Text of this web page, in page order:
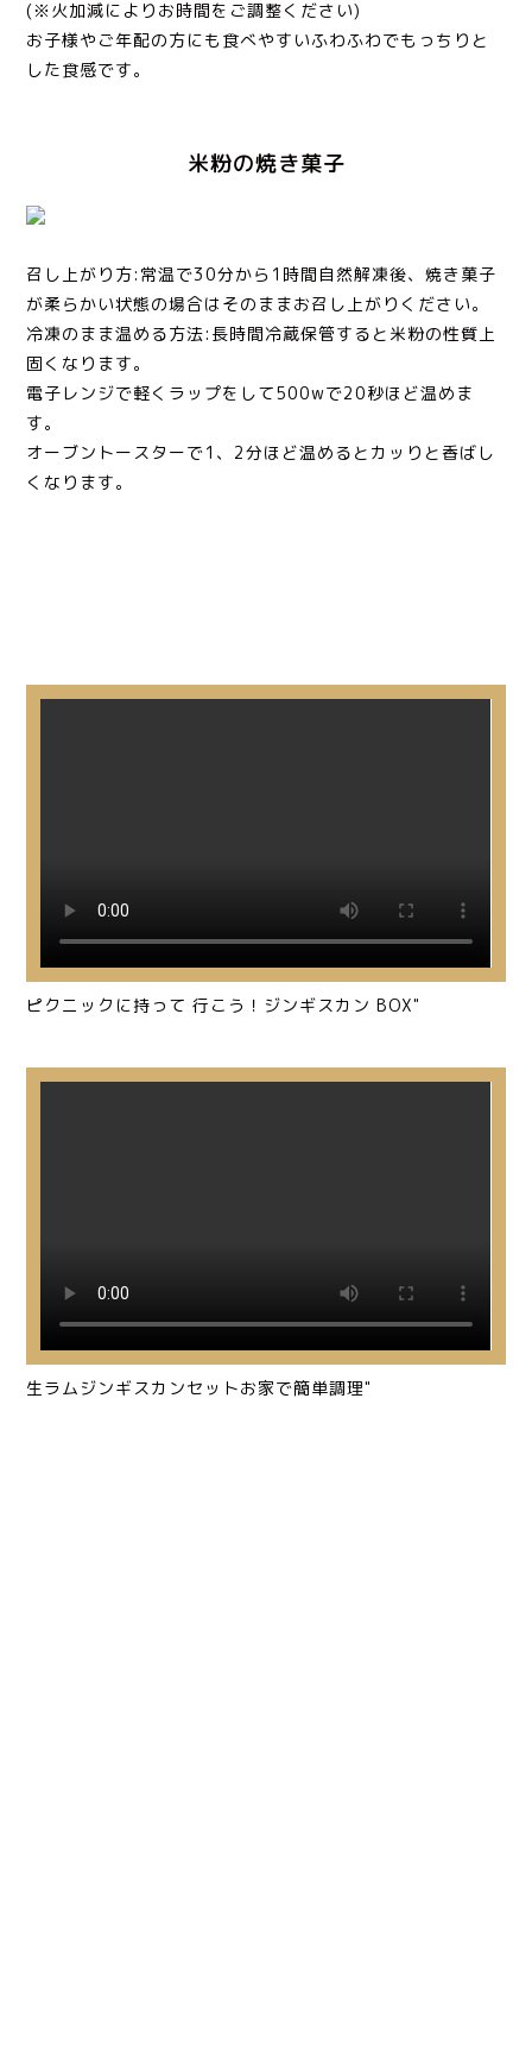
(※火加減によりお時間をご調整ください)
お子様やご年配の方にも食べやすいふわふわでもっちりと
した食感です。
米粉の焼き菓子
召し上がり方:常温で30分から1時間自然解凍後、焼き菓子
が柔らかい状態の場合はそのままお召し上がりください。
冷凍のまま温める方法:長時間冷蔵保管すると米粉の性質上
固くなります。
電子レンジで軽くラップをして500wで20秒ほど温めま
す。
オーブントースターで1、2分ほど温めるとカッりと香ばし
くなります。
ピクニックに持って 行こう！ジンギスカン BOX"
生ラムジンギスカンセットお家で簡単調理"